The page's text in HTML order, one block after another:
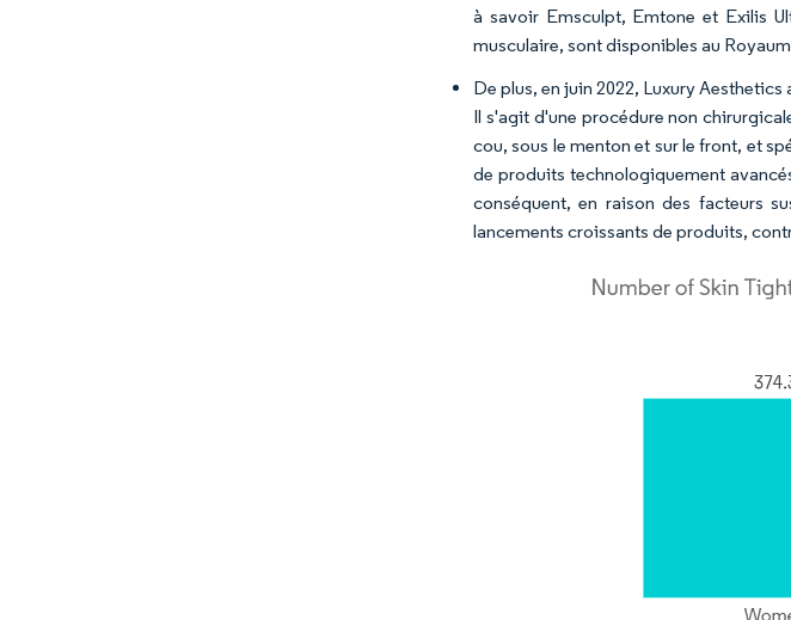
à savoir Emsculpt, Emtone et Exilis
musculaire, sont disponibles au
De plus, en juin 2022, Luxury
Il s'agit d'une procédure non
cou, sous le menton et sur le front, et
de produits technologiquement
conséquent, en raison des facteurs
lancements croissants de produits,